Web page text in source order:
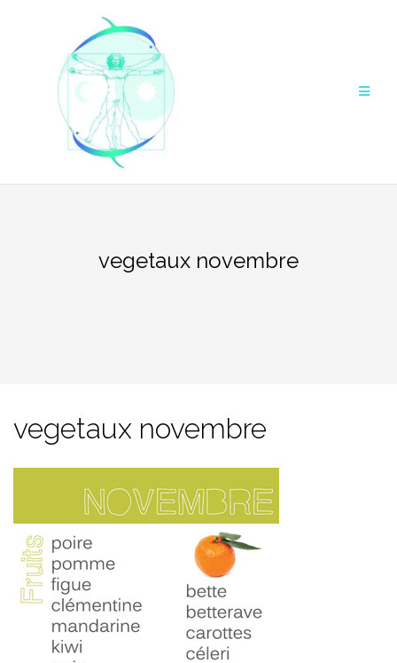
vegetaux novembre
vegetaux novembre